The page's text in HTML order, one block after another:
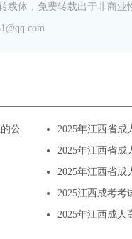
载体，免费转载出于非商
公
2025年江西省成
2025年江西省成
2025年江西省成
2025江西成考考
2025年江西成